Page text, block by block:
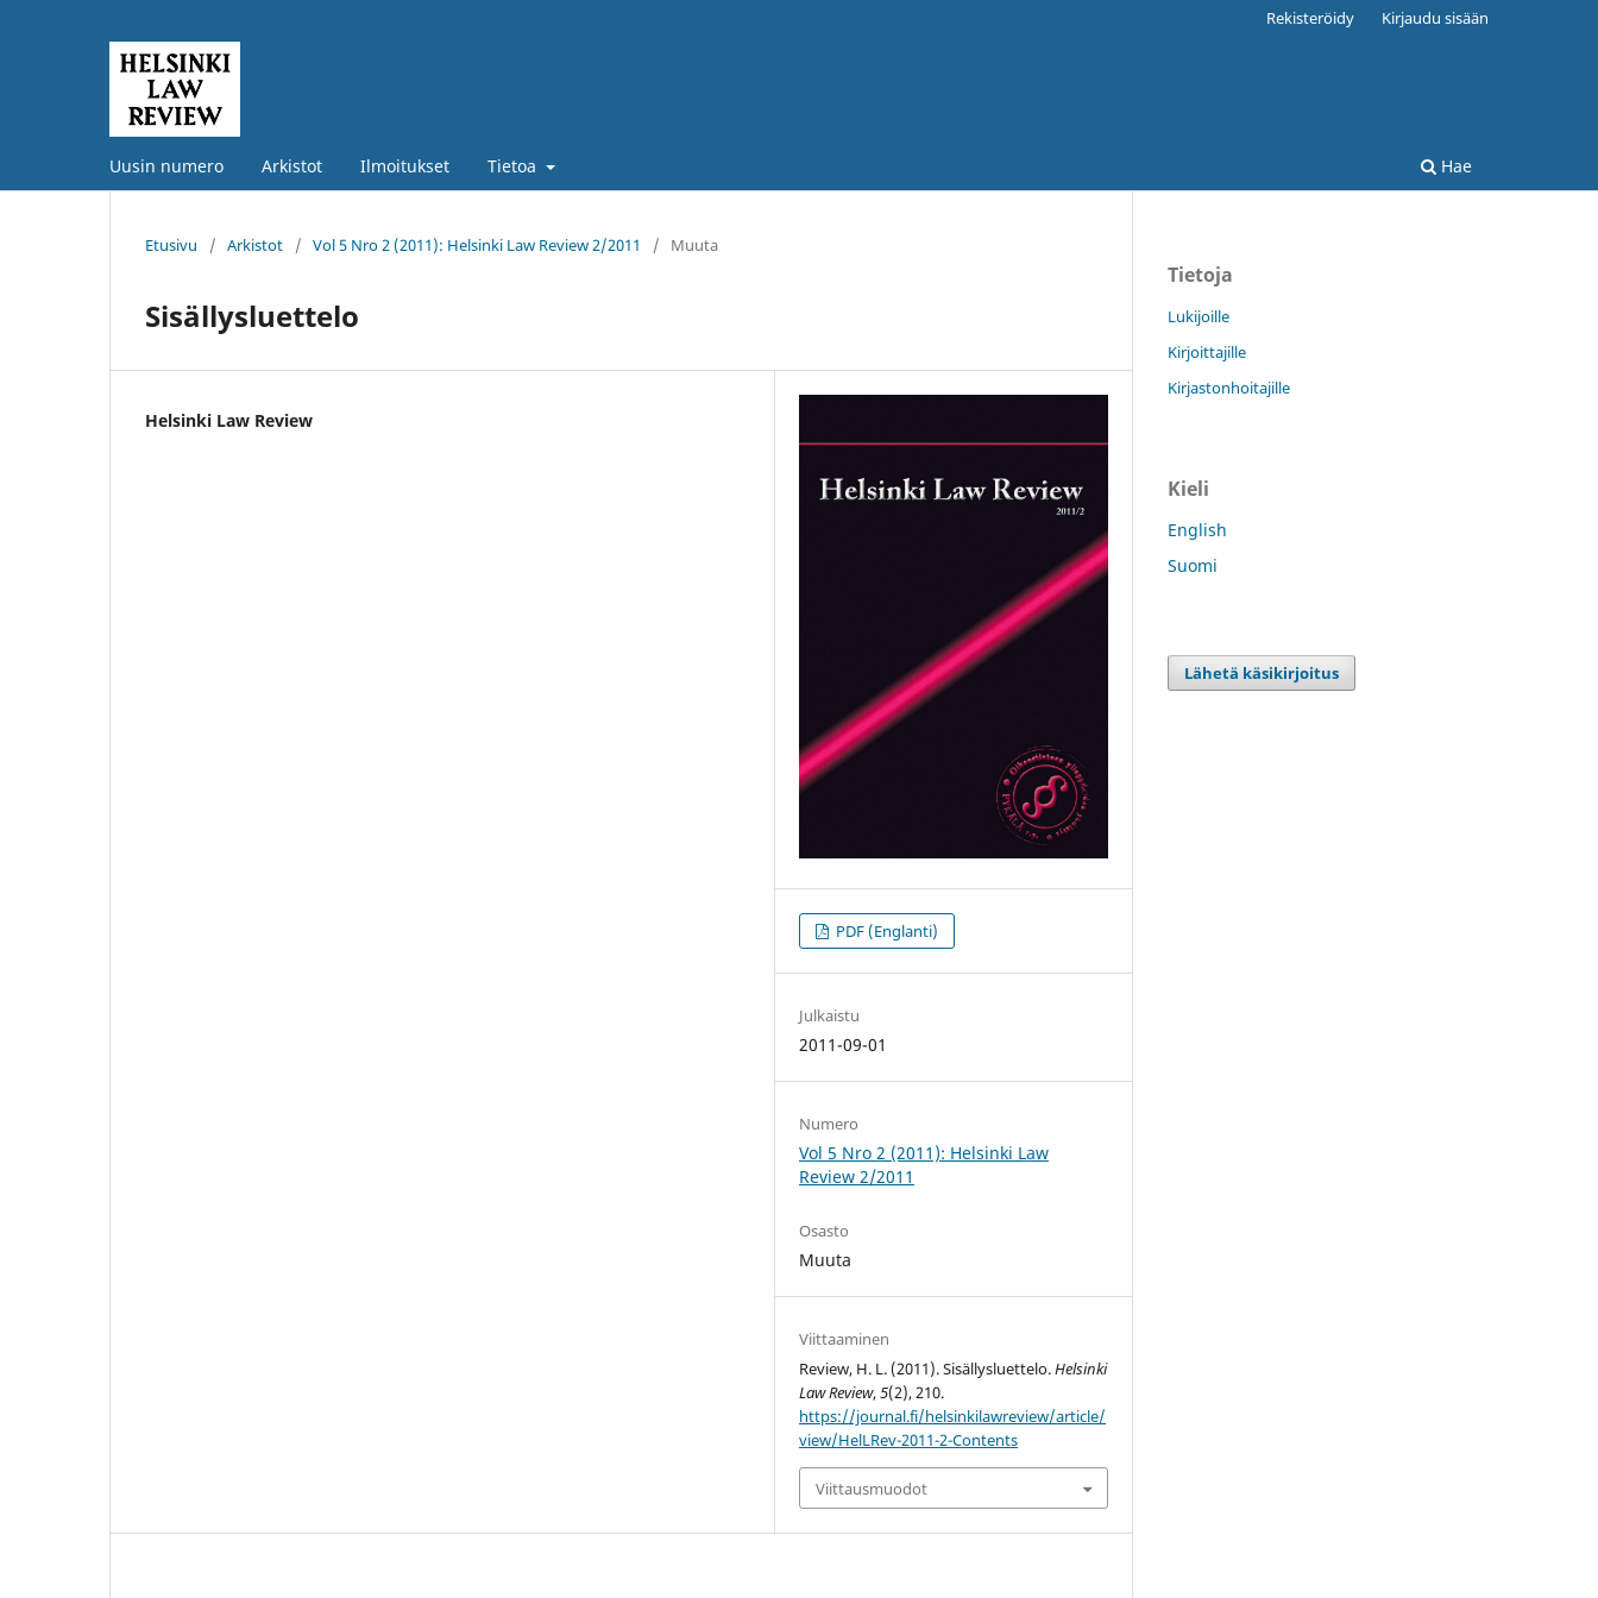
Uusin numero Arkistot Ilmoitukset Tietoa Hae
Rekisteröidy Kirjaudu sisään
Etusivu / Arkistot / Vol 5 Nro 2 (2011): Helsinki Law Review 2/2011 / Muuta
Sisällysluettelo
Helsinki Law Review
PDF (Englanti)
Julkaistu
2011-09-01
Numero
Vol 5 Nro 2 (2011): Helsinki Law
Review 2/2011
Osasto
Muuta
Viittaaminen
Review, H. L. (2011). Sisällysluettelo.Helsinki
Law Review,5(2), 210.
https://journal.fi/helsinkilawreview/article/
view/HelLRev-2011-2-Contents
Viittausmuodot
Tietoja
Lukijoille
Kirjoittajille
Kirjastonhoitajille
Kieli
English
Suomi
Lähetä käsikirjoitus